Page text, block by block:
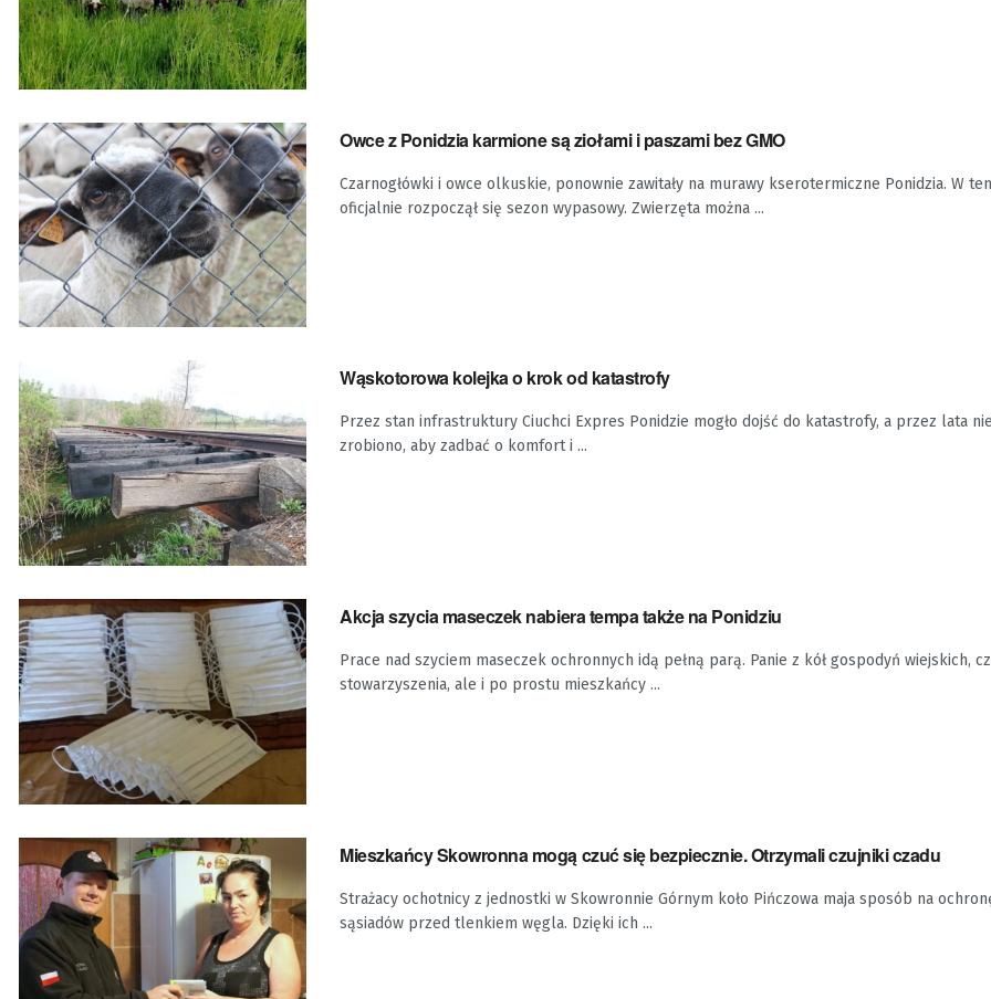
Owce z Ponidzia karmione są ziołami i paszami bez GMO
Czarnogłówki i owce olkuskie, ponownie zawitały na murawy kserotermiczne Ponidzia. W
oficjalnie rozpoczął się sezon wypasowy. Zwierzęta można ...
Wąskotorowa kolejka o krok od katastrofy
Przez stan infrastruktury Ciuchci Expres Ponidzie mogło dojść do katastrofy, a przez lata
zrobiono, aby zadbać o komfort i ...
Akcja szycia maseczek nabiera tempa także na Ponidziu
Prace nad szyciem maseczek ochronnych idą pełną parą. Panie z kół gospodyń wiejskich,
stowarzyszenia, ale i po prostu mieszkańcy ...
Mieszkańcy Skowronna mogą czuć się bezpiecznie. Otrzymali czujniki czadu
Strażacy ochotnicy z jednostki w Skowronnie Górnym koło Pińczowa maja sposób na
sąsiadów przed tlenkiem węgla. Dzięki ich ...